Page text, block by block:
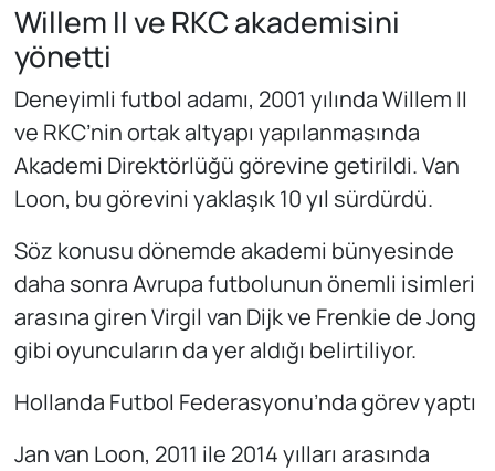
Willem II ve RKC akademisini
yönetti
Deneyimli futbol adamı, 2001 yılında Willem II
ve RKC’nin ortak altyapı yapılanmasında
Akademi Direktörlüğü görevine getirildi. Van
Loon, bu görevini yaklaşık 10 yıl sürdürdü.
Söz konusu dönemde akademi bünyesinde
daha sonra Avrupa futbolunun önemli isimleri
arasına giren Virgil van Dijk ve Frenkie de Jong
gibi oyuncuların da yer aldığı belirtiliyor.
Hollanda Futbol Federasyonu’nda görev yaptı
Jan van Loon, 2011 ile 2014 yılları arasında